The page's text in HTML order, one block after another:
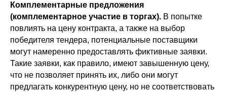
Комплементарные предложения
(комплементарное участие в торгах). В попытке
повлиять на цену контракта, а также на выбор
победителя тендера, потенциальные поставщики
могут намеренно предоставлять фиктивные заявки.
Такие заявки, как правило, имеют завышенную цену,
что не позволяет принять их, либо они могут
предлагать конкурентную цену, но не соответствовать